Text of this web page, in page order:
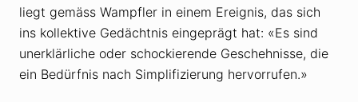
liegt gemäss Wampfler in einem Ereignis, das sich
ins kollektive Gedächtnis eingeprägt hat: «Es sind
unerklärliche oder schockierende Geschehnisse, die
ein Bedürfnis nach Simplifizierung hervorrufen.»